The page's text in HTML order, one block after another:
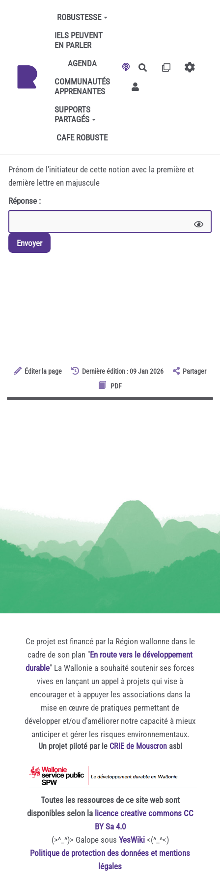
Aller au contenu principal
ROBUSTESSE
IELS PEUVENT
EN PARLER
AGENDA
COMMUNAUTÉS
APPRENANTES
SUPPORTS
PARTAGÉS
CAFE ROBUSTE
Rechercher
Prénom de l'initiateur de cette notion avec la première et
dernière lettre en majuscule
Réponse :
Envoyer
Éditer la page Dernière édition : 09 Jan 2026
Partager
PDF
Ce projet est financé par la Région wallonne dans le
cadre de son plan "En route vers le développement
durable" La Wallonie a souhaité soutenir ses forces
vives en lançant un appel à projets qui vise à
encourager et à appuyer les associations dans la
mise en œuvre de pratiques permettant de
développer et/ou d’améliorer notre capacité à mieux
anticiper et gérer les risques environnementaux.
Un projet piloté par le CRIE de Mouscronasbl
Toutes les ressources de ce site web sont
disponibles selon la licence creative commons CC
BY Sa 4.0
(>^_^)> Galope sous YesWiki<(^_^<)
Politique de protection des données et mentions
légales